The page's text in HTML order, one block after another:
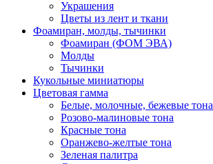
Украшения
Цветы из лент и ткани
Фоамиран, молды, тычинки
Фоамиран (ФОМ ЭВА)
Молды
Тычинки
Кукольные миниатюры
Цветовая гамма
Белые, молочные, бежевые тона
Розово-малиновые тона
Красные тона
Оранжево-желтые тона
Зеленая палитра